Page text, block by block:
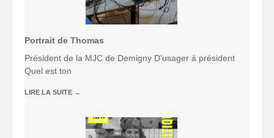
Portrait de Thomas
Président de la MJC de Demigny D’usager à président
Quel est ton
LIRE LA SUITE →